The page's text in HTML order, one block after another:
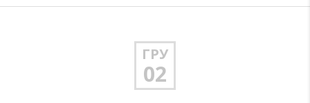
ГРУ
02